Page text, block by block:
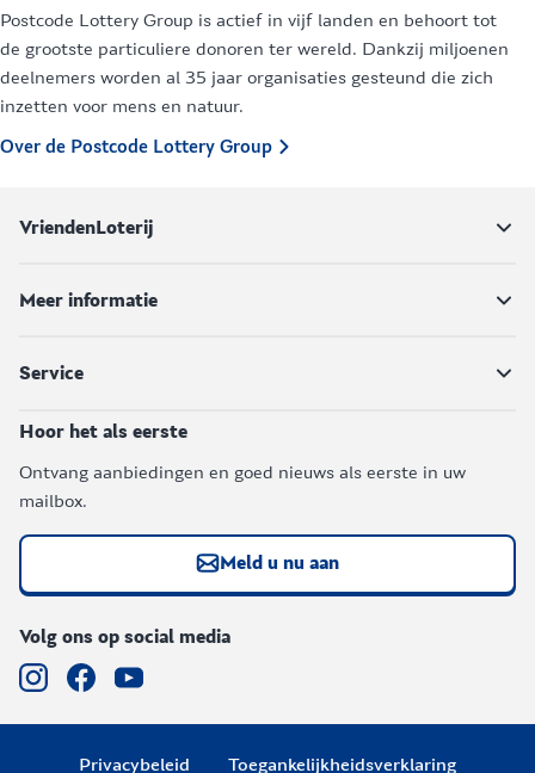
Postcode Lottery Group is actief in vijf landen en behoort tot
de grootste particuliere donoren ter wereld. Dankzij miljoenen
deelnemers worden al 35 jaar organisaties gesteund die zich
inzetten voor mens en natuur.
Over de Postcode Lottery Group
VriendenLoterij
Meer informatie
Service
Hoor het als eerste
Ontvang aanbiedingen en goed nieuws als eerste in uw
mailbox.
Meld u nu aan
Volg ons op social media
Privacybeleid
Toegankelijkheidsverklaring